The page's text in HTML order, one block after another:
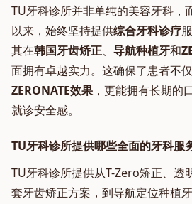
TU牙科诊所并非单纯的美容牙科，
以来，始终坚持提供综合牙科诊疗
其在韩国牙齿矫正、 导航种植牙和
面拥有卓越实力。这确保了患者不
ZERONATE效果 ，更能拥有长期的
就诊安全感。
TU牙科诊所提供哪些全面的牙科服
TU牙科诊所提供从T-Zero矫正、透
套牙齿矫正方案，到导航定位种植